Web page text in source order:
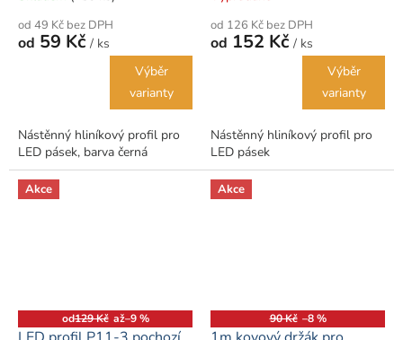
od 49 Kč bez DPH
od 59 Kč / ks
Výběr
varianty
Nástěnný hliníkový profil pro
LED pásek, barva černá
od 126 Kč bez DPH
od 152 Kč / ks
Výběr
varianty
Nástěnný hliníkový profil pro
LED pásek
Akce
od129 Kč až–9 %
Akce
90 Kč –8 %